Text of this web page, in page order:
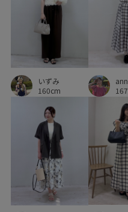
ミニマル
レモン ワンショルダー
ヴィンテージ感
光沢感 冷んやり 取り
形がかわ
涼しげ 立体感 肌馴染
長さ調節可能 長財布
いずみ
160cm